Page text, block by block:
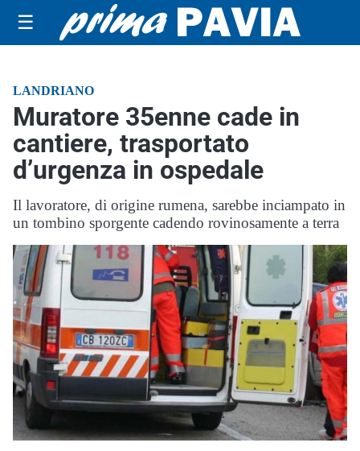
☰
LANDRIANO
Muratore 35enne cade in
cantiere, trasportato
d’urgenza in ospedale
Il lavoratore, di origine rumena, sarebbe inciampato in
un tombino sporgente cadendo rovinosamente a terra